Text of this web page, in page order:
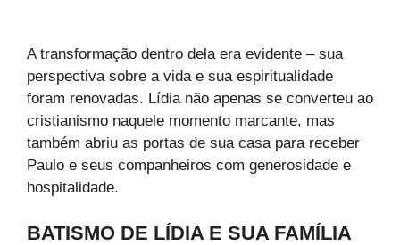
A transformação dentro dela era evidente – sua
perspectiva sobre a vida e sua espiritualidade
foram renovadas. Lídia não apenas se converteu ao
cristianismo naquele momento marcante, mas
também abriu as portas de sua casa para receber
Paulo e seus companheiros com generosidade e
hospitalidade.
BATISMO DE LÍDIA E SUA FAMÍLIA